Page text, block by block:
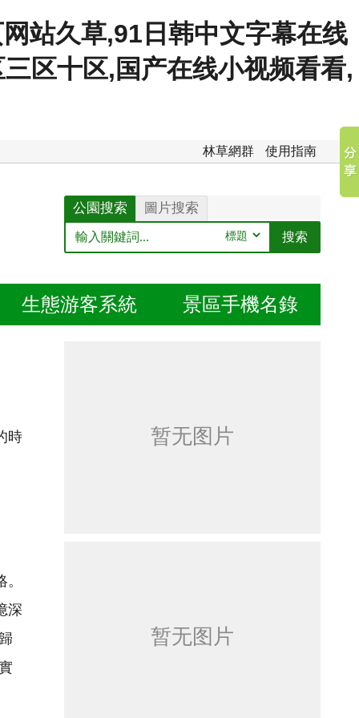
站久草,91日韩中文字幕在线
区十区,国产在线小视频看看,
林草網群 使用指南
公園搜索 圖片搜索
生態游客系統 景區手機名錄
時
深